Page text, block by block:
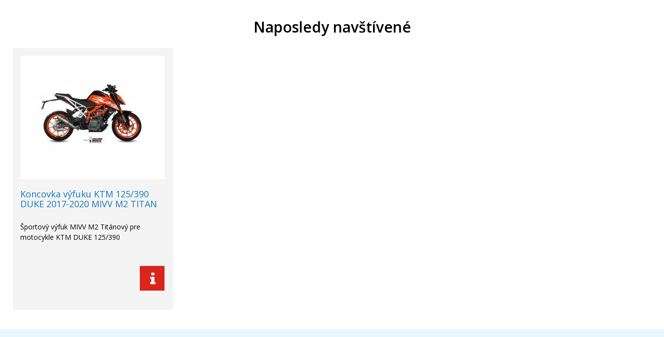
Naposledy navštívené
Koncovka výfuku KTM 125/390
DUKE 2017-2020 MIVV M2 TITAN
Športový výfuk MIVV M2 Titánový pre
motocykle KTM DUKE 125/390